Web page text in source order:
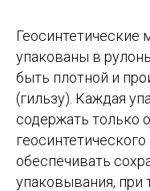
упакованы в
быть плотной и
(гильзу). Каждая
содержать только
обеспечивать
упаковывания, при